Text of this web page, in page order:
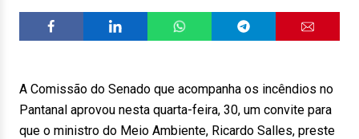
A Comissão do Senado que acompanha os incêndios no
Pantanal aprovou nesta quarta-feira, 30, um convite para
que o ministro do Meio Ambiente, Ricardo Salles, preste